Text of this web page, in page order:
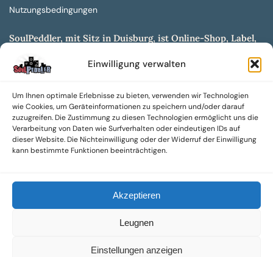
Einwilligung verwalten
Um Ihnen optimale Erlebnisse zu bieten, verwenden wir Technologien
wie Cookies, um Geräteinformationen zu speichern und/oder darauf
zuzugreifen. Die Zustimmung zu diesen Technologien ermöglicht uns die
Verarbeitung von Daten wie Surfverhalten oder eindeutigen IDs auf
dieser Website. Die Nichteinwilligung oder der Widerruf der Einwilligung
kann bestimmte Funktionen beeinträchtigen.
Akzeptieren
Leugnen
Einstellungen anzeigen
Nutzungsbedingungen
SoulPeddler, mit Sitz in Duisburg, ist Online-Shop, Label,
entwickelt aus dem SoulPeddler Vinyl-Presswerk und
unserer Online-Gig-Plattform.
Wir bieten eine breite Auswahl an sowohl hochgradig
sammelwürdigen als auch Mainstream-Titeln und -Formaten auf
Vinyl, CD und weiteren Medien.
Sowohl neue als auch gebrauchte, nach Zustand bewertete
Wir setzen uns leidenschaftlich für unabhängige Künstler und
Labels ein und bieten hochwertige, maßgeschneiderte Lösungen
aus über 30 Jahren Erfahrung in der Musikindustrie.
SoulPeddler Mailorder, Records & Vinyl Production – DUBOX –